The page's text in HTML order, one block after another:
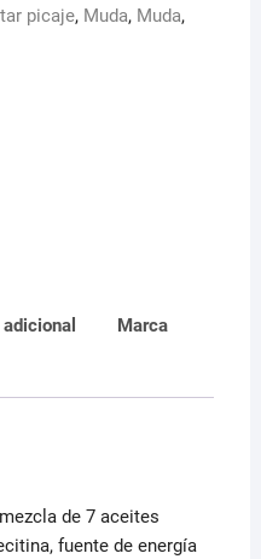
picaje, Muda, Muda,
Marca
de 7 aceites
fuente de energía